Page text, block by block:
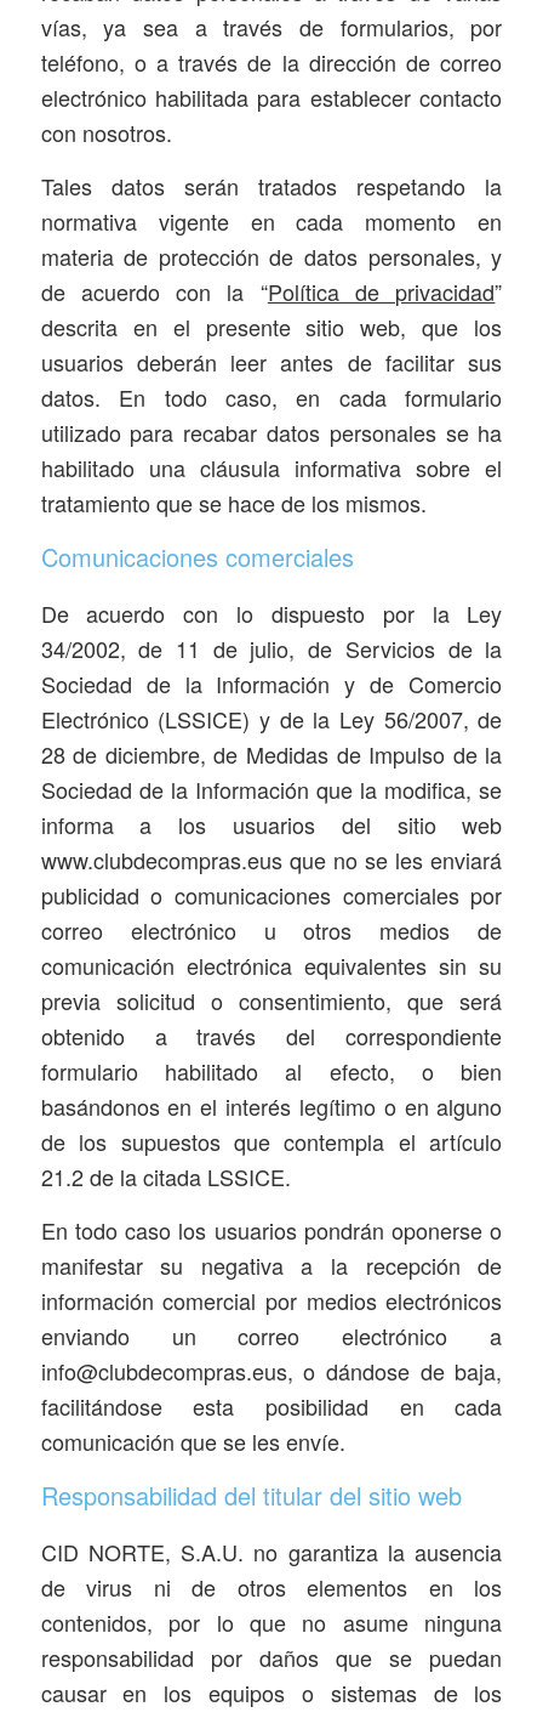
vías, ya sea a través de formularios, por
teléfono, o a través de la dirección de correo
electrónico habilitada para establecer contacto
con nosotros.
Tales datos serán tratados respetando la
normativa vigente en cada momento en
materia de protección de datos personales, y
de acuerdo con la “Política de privacidad”
descrita en el presente sitio web, que los
usuarios deberán leer antes de facilitar sus
datos. En todo caso, en cada formulario
utilizado para recabar datos personales se ha
habilitado una cláusula informativa sobre el
tratamiento que se hace de los mismos.
Comunicaciones comerciales
De acuerdo con lo dispuesto por la Ley
34/2002, de 11 de julio, de Servicios de la
Sociedad de la Información y de Comercio
Electrónico (LSSICE) y de la Ley 56/2007, de
28 de diciembre, de Medidas de Impulso de la
Sociedad de la Información que la modifica, se
informa a los usuarios del sitio web
www.clubdecompras.eus que no se les enviará
publicidad o comunicaciones comerciales por
correo electrónico u otros medios de
comunicación electrónica equivalentes sin su
previa solicitud o consentimiento, que será
obtenido a través del correspondiente
formulario habilitado al efecto, o bien
basándonos en el interés legítimo o en alguno
de los supuestos que contempla el artículo
21.2 de la citada LSSICE.
En todo caso los usuarios pondrán oponerse o
manifestar su negativa a la recepción de
información comercial por medios electrónicos
enviando un correo electrónico a
info@clubdecompras.eus, o dándose de baja,
facilitándose esta posibilidad en cada
comunicación que se les envíe.
Responsabilidad del titular del sitio web
CID NORTE, S.A.U. no garantiza la ausencia
de virus ni de otros elementos en los
contenidos, por lo que no asume ninguna
responsabilidad por daños que se puedan
causar en los equipos o sistemas de los